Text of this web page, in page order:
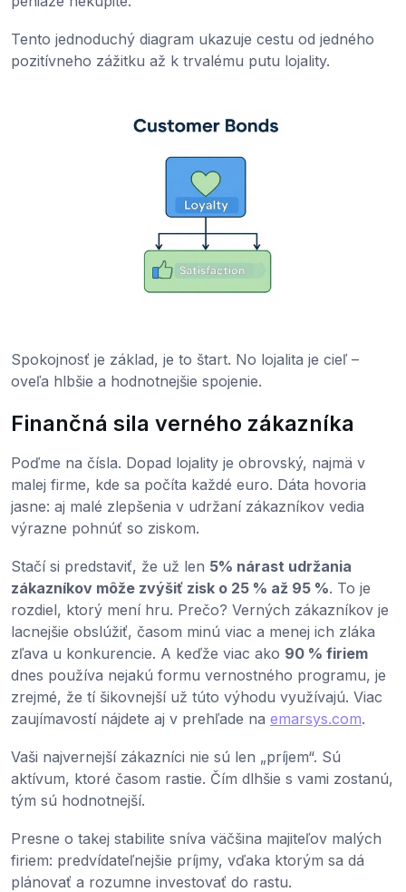
Tento jednoduchý diagram ukazuje cestu od jedného
pozitívneho zážitku až k trvalému putu lojality.
Spokojnosť je základ, je to štart. No lojalita je cieľ –
oveľa hlbšie a hodnotnejšie spojenie.
Finančná sila verného zákazníka
Poďme na čísla. Dopad lojality je obrovský, najmä v
malej firme, kde sa počíta každé euro. Dáta hovoria
jasne: aj malé zlepšenia v udržaní zákazníkov vedia
výrazne pohnúť so ziskom.
Stačí si predstaviť, že už len 5% nárast udržania
zákazníkov môže zvýšiť zisk o 25 % až 95 %. To je
rozdiel, ktorý mení hru. Prečo? Verných zákazníkov je
lacnejšie obslúžiť, časom minú viac a menej ich zláka
zľava u konkurencie. A keďže viac ako 90 % firiem
dnes používa nejakú formu vernostného programu, je
zrejmé, že tí šikovnejší už túto výhodu využívajú. Viac
zaujímavostí nájdete aj v prehľade na emarsys.com.
Vaši najvernejší zákazníci nie sú len „príjem“. Sú
aktívum, ktoré časom rastie. Čím dlhšie s vami zostanú,
tým sú hodnotnejší.
Presne o takej stabilite sníva väčšina majiteľov malých
firiem: predvídateľnejšie príjmy, vďaka ktorým sa dá
plánovať a rozumne investovať do rastu.